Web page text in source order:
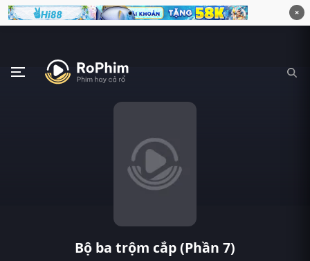
×
Bộ ba trộm cắp (Phần 7)